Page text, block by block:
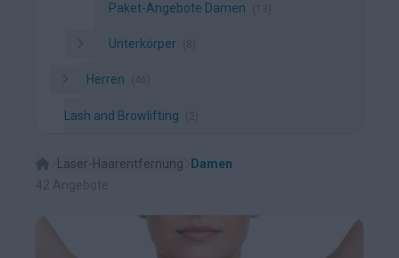
Paket-Angebote Damen
Unterkörper
Herren
Lash and Browlifting
Laser-Haarentfernung
Damen